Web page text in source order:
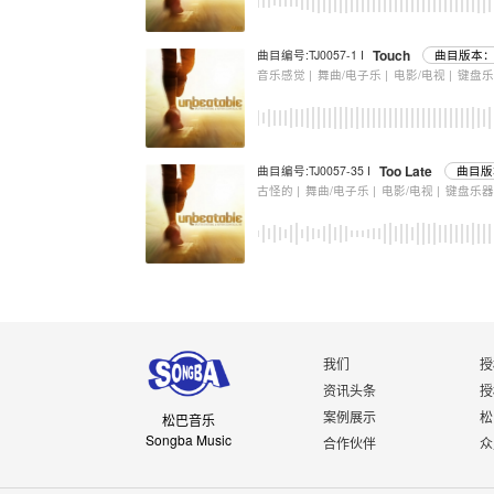
曲目编号:TJ0057-1 I Touch
曲目版本
音乐感觉 | 舞曲/电子乐 | 电影/电视 | 键盘
曲目编号:TJ0057-35 I Too Late
曲目
古怪的 | 舞曲/电子乐 | 电影/电视 | 键盘乐器
松巴音乐
Songba Music
我们
资讯头条
案例展示
合作伙伴